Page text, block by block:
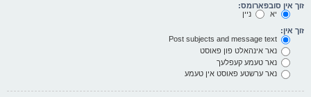
זוך אין סובפארומס:
יא
ניין
זוך אין:
נאר אינהאלט פון פאוסט
נאר טעמע קעפלעך
נאר ערשטע פאוסט אין טעמע